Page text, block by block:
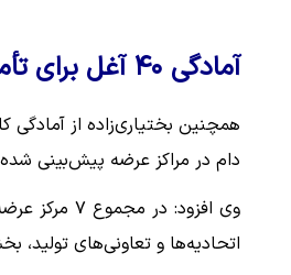
آمادگی ۴۰ آغل برای تأمین کامل تقاضای عید
همچنین بختیاری‌زاده از آمادگی
دام در مراکز عرضه پیش‌بینی
اتحادیه‌ها و تعاونی‌های